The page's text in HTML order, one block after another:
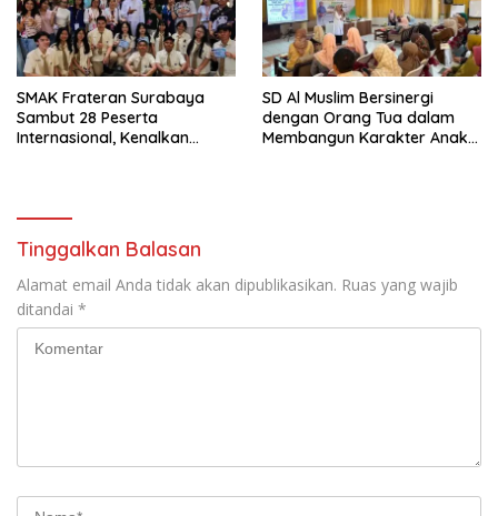
SMAK Frateran Surabaya
Sambut 28 Peserta
Internasional, Kenalkan
SD Al Muslim Bersinergi
dengan Orang Tua dalam
Membangun Karakter Anak
Tinggalkan Balasan
Alamat email Anda tidak akan dipublikasikan. Ruas yang wajib
ditandai *